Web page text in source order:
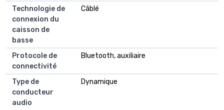
Technologie de
connexion du
caisson de
basse
Câblé
Protocole de
connectivité
Bluetooth, auxiliaire
Type de
conducteur
audio
Dynamique